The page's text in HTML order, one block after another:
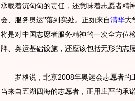
承载着沉甸甸的责任，还意味着志愿者精
会、服务奥运”落到实处。正如来自清华大
将是对中国志愿者服务精神的一次全方位
牌、奥运基础设施，还应该包括无形的志
罗格说，北京2008年奥运会志愿者的
当来自五湖四海的志愿者，正用庄严的承